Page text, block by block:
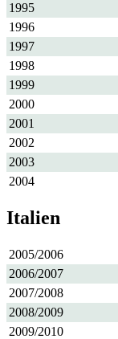
1995
1996
1997
1998
1999
2000
2001
2002
2003
2004
Italien
2005/2006
2006/2007
2007/2008
2008/2009
2009/2010